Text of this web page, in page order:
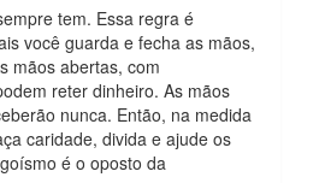
tem. Essa regra é
você guarda e fecha as mãos,
mãos abertas, com
reter dinheiro. As mãos
nunca. Então, na medida
caridade, divida e ajude os
é o oposto da